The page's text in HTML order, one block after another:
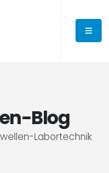
Blog
Labortechnik